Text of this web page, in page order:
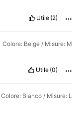
Utile (2)
Colore: Beige / Misure: M
Utile (0)
Colore: Bianco / Misure: L